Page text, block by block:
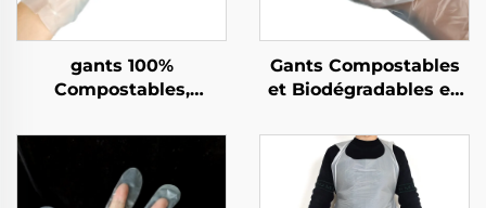
gants 100%
Compostables,
Compostables en PLA
PBAT Amidon de Maïs
Gants Compostables
et Biodégradables en
Amidon de Maïs
Biodégradable &
Compostable